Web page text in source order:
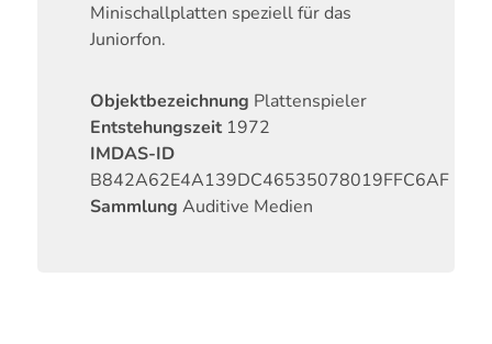
Minischallplatten speziell für das
Juniorfon.
Objektbezeichnung Plattenspieler
Entstehungszeit 1972
IMDAS-ID
B842A62E4A139DC46535078019FFC6AF
Sammlung Auditive Medien